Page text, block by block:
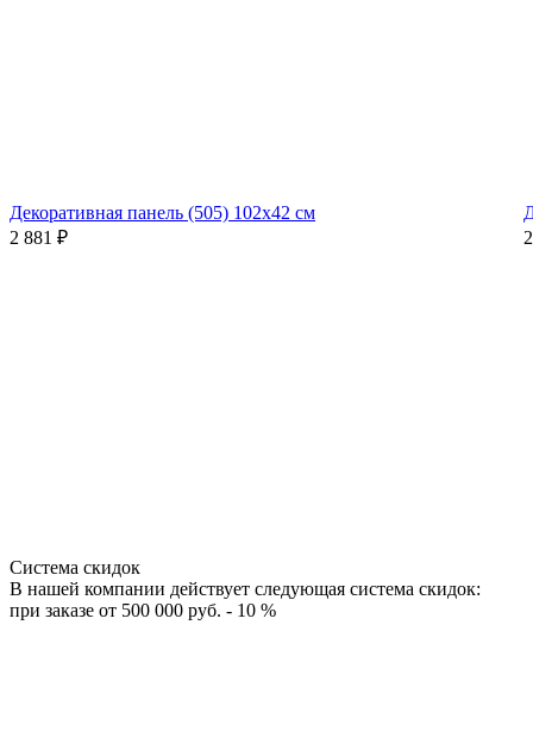
Декоративная панель (505) 102x42 см
2 881 ₽
Система скидок
В нашей компании действует следующая система скидок:
при заказе от 500 000 руб. - 10 %